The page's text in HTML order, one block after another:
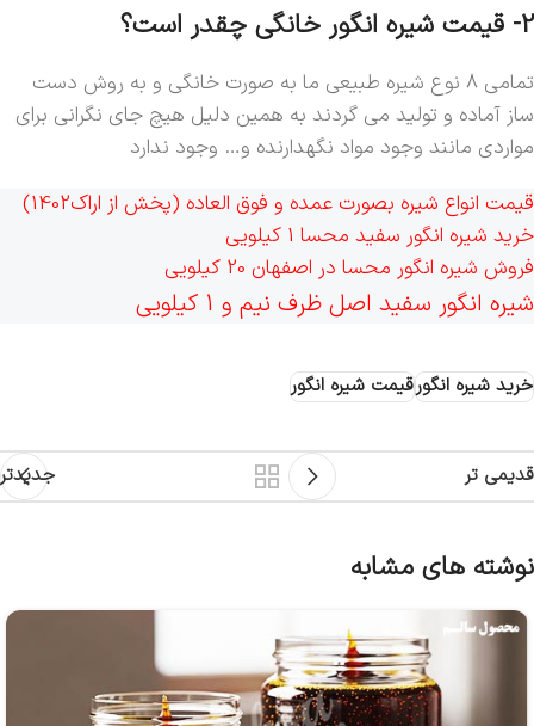
2- قیمت شیره انگور خانگی چقدر است؟
تمامی ۸ نوع شیره طبیعی ما به صورت خانگی و به روش دست
ساز آماده و تولید می گردند به همین دلیل هیچ جای نگرانی برای
مواردی مانند وجود مواد نگهدارنده و… وجود ندارد
قیمت انواع شیره بصورت عمده و فوق العاده (پخش از اراک1402)
خرید شیره انگور سفید محسا 1 کیلویی
فروش شیره انگور محسا در اصفهان 20 کیلویی
شیره انگور سفید اصل ظرف نیم و 1 کیلویی
خرید شیره انگورقیمت شیره انگور
جدیدتر قدیمی تر
نوشته های مشابه